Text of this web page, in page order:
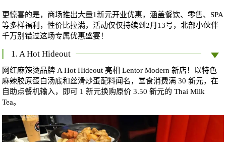
更惊喜的是，商场推出大量1新元开业优惠，涵盖餐饮、零售、SPA
等多样福利，性价比拉满，活动仅仅持续到2月13号，北部小伙伴
千万别错过这场专属优惠盛宴！
1. A Hot Hideout
网红麻辣烫品牌 A Hot Hideout 亮相 Lentor Modern 新店！以特色
麻辣胶原蛋白汤底和丝滑炒蛋配料闻名，堂食消费满 30 新元，在
自助点餐机输入 ，即可 1 新元换购原价 3.50 新元的 Thai Milk
Tea。